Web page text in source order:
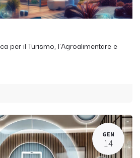
per il Turismo, l'Agroalimentare e
GEN
14